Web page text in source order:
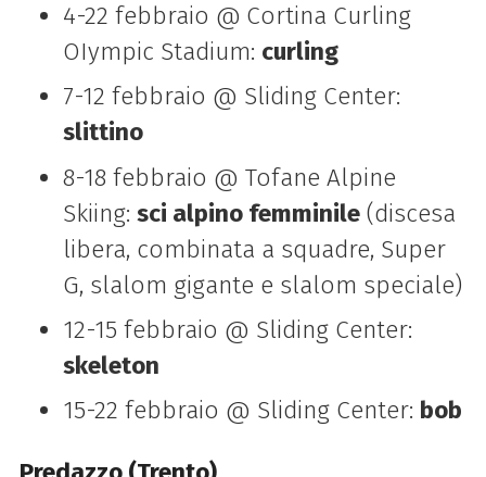
4-22 febbraio @ Cortina Curling
OIympic Stadium: curling
7-12 febbraio @ Sliding Center:
slittino
8-18 febbraio @ Tofane Alpine
Skiing: sci alpino femminile(discesa
libera, combinata a squadre, Super
G, slalom gigante e slalom speciale)
12-15 febbraio @ Sliding Center:
skeleton
15-22 febbraio @ Sliding Center: bob